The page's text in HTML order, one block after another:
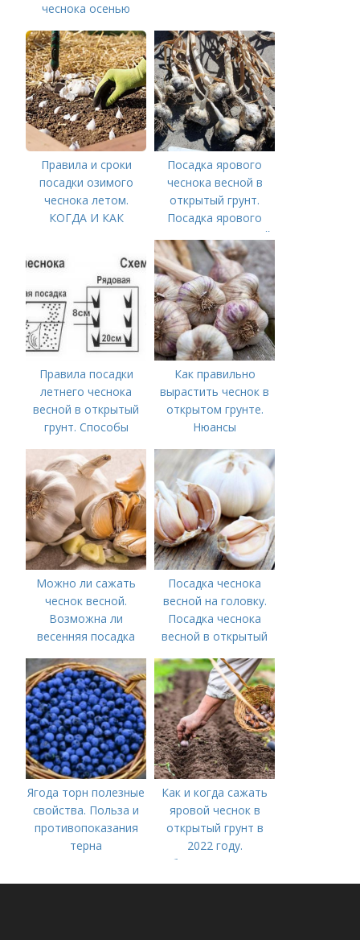
чеснока осенью
Правила и сроки
посадки озимого
чеснока летом.
КОГДА И КАК
ЧЕСНОК
Посадка ярового
чеснока весной в
открытый грунт.
Посадка ярового
чеснока в открытый
грунт
Правила посадки
летнего чеснока
весной в открытый
грунт. Способы
Как правильно
вырастить чеснок в
открытом грунте.
Нюансы
озимого чеснока
Можно ли сажать
чеснок весной.
Возможна ли
весенняя посадка
лучше делать
Посадка чеснока
весной на головку.
Посадка чеснока
весной в открытый
Ягода торн полезные
свойства. Польза и
противопоказания
терна
Как и когда сажать
яровой чеснок в
открытый грунт в
2022 году.
Добавление статьи в
новую подборку